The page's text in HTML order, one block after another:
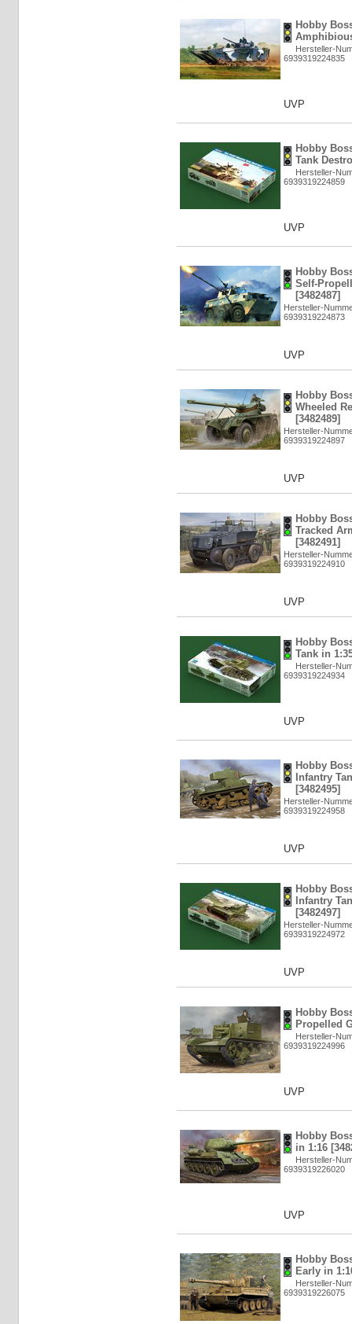
Hobby
Hersteller-
6939319224835
UVP
Hobby
Tank
Hersteller-
6939319224859
UVP
Hobby
Self-
[3482487]
Hersteller-
6939319224873
UVP
Hobby
Wheeled
[3482489]
Hersteller-
6939319224897
UVP
Hobby
Tracked
[3482491]
Hersteller-
6939319224910
UVP
Hobby
Tank in
Hersteller-
6939319224934
UVP
Hobby
Infantry
[3482495]
Hersteller-
6939319224958
UVP
Hobby
Infantry
[3482497]
Hersteller-
6939319224972
UVP
Hobby
Propelled
Hersteller-
6939319224996
UVP
Hobby
in 1:16
Hersteller-
6939319226020
UVP
Hobby
Early in
Hersteller-
6939319226075